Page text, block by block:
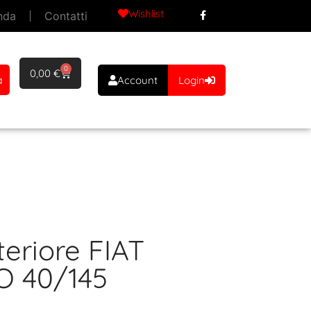
Contatti Wishlist
0,00€ 0
Account Login
FIAT
40/145